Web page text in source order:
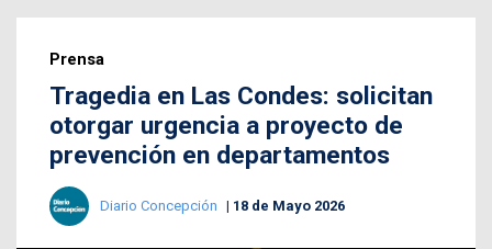
Prensa
Tragedia en Las Condes: solicitan
otorgar urgencia a proyecto de
prevención en departamentos
Diario Concepción 18 de Mayo 2026